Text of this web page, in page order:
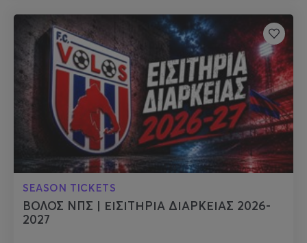
SEASON TICKETS
ΒΟΛΟΣ ΝΠΣ | ΕΙΣΙΤΗΡΙΑ ΔΙΑΡΚΕΙΑΣ 2026-
2027